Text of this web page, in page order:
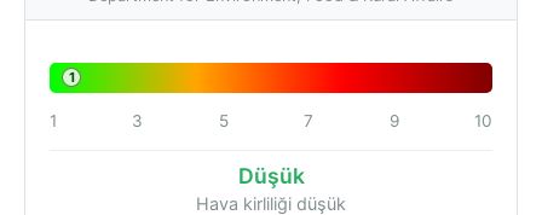
1
1 3 5 7 9 10
Düşük
Hava kirliliği düşük